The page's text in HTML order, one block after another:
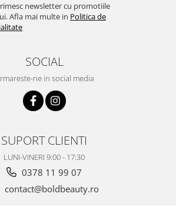
newsletter cu promotiile
Afla mai multe in Politica de
SOCIAL
ne in social media
SUPORT CLIENTI
LUNI-VINERI 9:00 - 17:30
0378 11 99 07
contact@boldbeauty.ro